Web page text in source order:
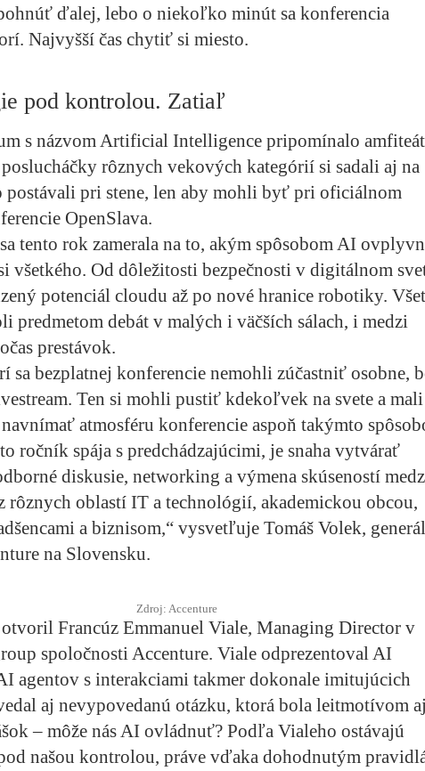
ďalej, lebo o niekoľko minút sa konferencia
Najvyšší čas chytiť si miesto.
pod kontrolou. Zatiaľ
s názvom Artificial Intelligence pripomínalo
rôznych vekových kategórií si sadali aj na
postávali pri stene, len aby mohli byť pri oficiálnom
OpenSlava.
tento rok zamerala na to, akým spôsobom AI
všetkého. Od dôležitosti bezpečnosti v digitálnom
potenciál cloudu až po nové hranice robotiky.
predmetom debát v malých i väčších sálach, i medzi
prestávok.
sa bezplatnej konferencie nemohli zúčastniť osobne,
Ten si mohli pustiť kdekoľvek na svete a mali
atmosféru konferencie aspoň takýmto
ročník spája s predchádzajúcimi, je snaha vytvárať
diskusie, networking a výmena skúseností
rôznych oblastí IT a technológií, akademickou obcou,
a biznisom,“ vysvetľuje Tomáš Volek,
na Slovensku.
Zdroj: Accenture
Francúz Emmanuel Viale, Managing Director v
spoločnosti Accenture. Viale odprezentoval AI
agentov s interakciami takmer dokonale imitujúcich
aj nevypovedanú otázku, ktorá bola leitmotívom aj
– môže nás AI ovládnuť? Podľa Vialeho ostávajú
našou kontrolou, práve vďaka dohodnutým